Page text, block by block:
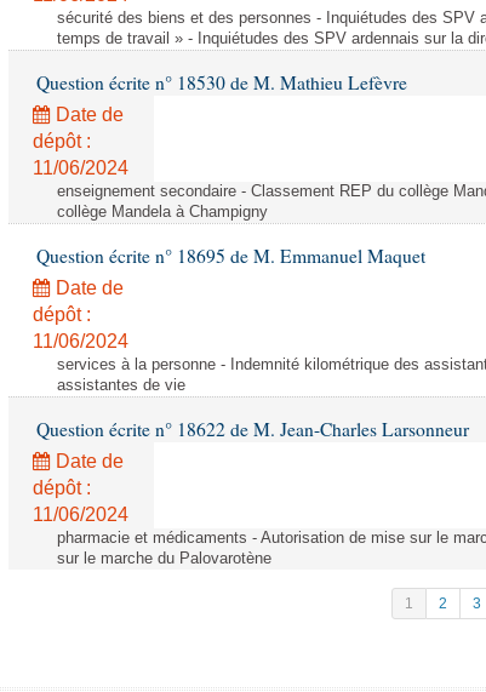
sécurité des biens et des personnes - Inquiétudes des SPV
temps de travail » - Inquiétudes des SPV ardennais sur la
Question écrite n° 18530 de M. Mathieu Lefèvre
Date de
dépôt :
11/06/2024
enseignement secondaire - Classement REP du collège
collège Mandela à Champigny
Question écrite n° 18695 de M. Emmanuel Maquet
Date de
dépôt :
11/06/2024
services à la personne - Indemnité kilométrique des
assistantes de vie
Question écrite n° 18622 de M. Jean-Charles Larsonneur
Date de
dépôt :
11/06/2024
pharmacie et médicaments - Autorisation de mise sur le
sur le marche du Palovarotène
1 2 3